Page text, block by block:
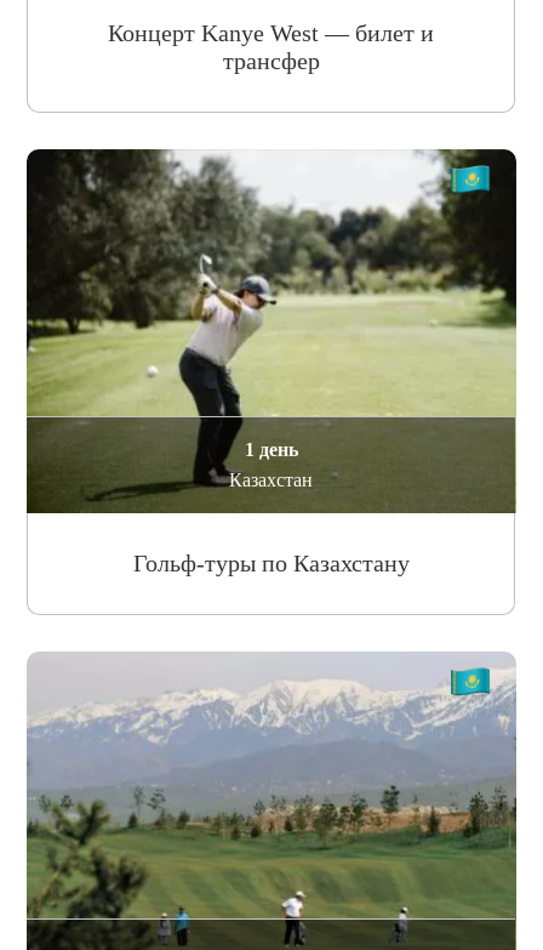
Концерт Kanye West — билет и
трансфер
1 день
Казахстан
Гольф-туры по Казахстану